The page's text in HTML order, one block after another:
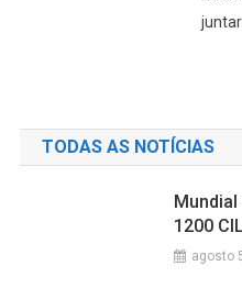
juntar
TODAS AS NOTÍCIAS
Mundial
1200
agosto